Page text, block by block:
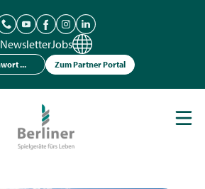
NewsletterJobs
Zum Partner Portal